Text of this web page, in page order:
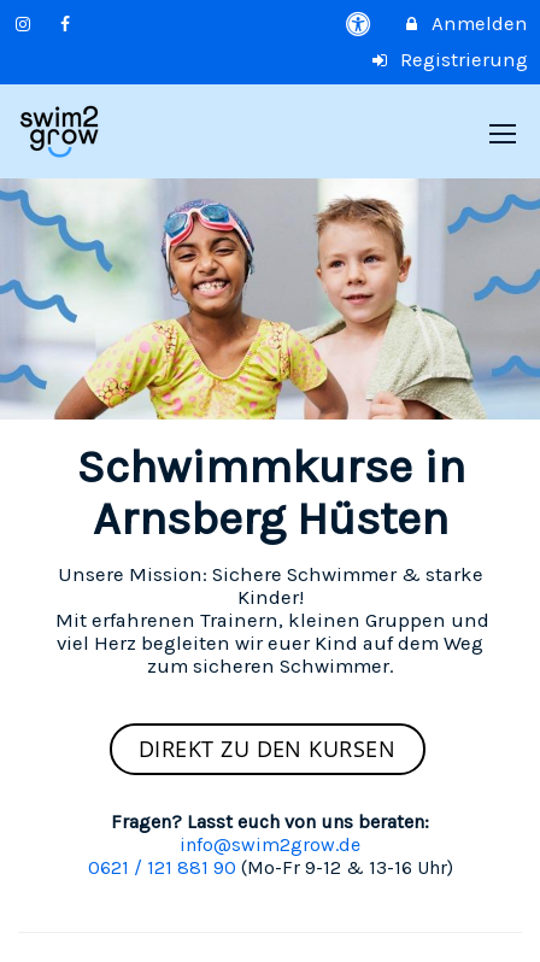
Anmelden
Registrierung
Schwimmkurse in
Arnsberg Hüsten
Unsere Mission: Sichere Schwimmer & starke
Kinder!
Mit erfahrenen Trainern, kleinen Gruppen und
viel Herz begleiten wir euer Kind auf dem Weg
zum sicheren Schwimmer.
DIREKT ZU DEN KURSEN
Fragen? Lasst euch von uns beraten:
info@swim2grow.de
0621 / 121 881 90 (Mo-Fr 9-12 & 13-16 Uhr)